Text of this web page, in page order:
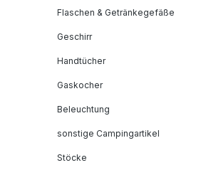
Flaschen & Getränkegefäße
Geschirr
Handtücher
Gaskocher
Beleuchtung
sonstige Campingartikel
Stöcke